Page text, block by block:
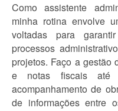
Como assistente
minha rotina envolve
voltadas para
processos
projetos. Faço a gestão
e notas fiscais até
acompanhamento de
de informações entre